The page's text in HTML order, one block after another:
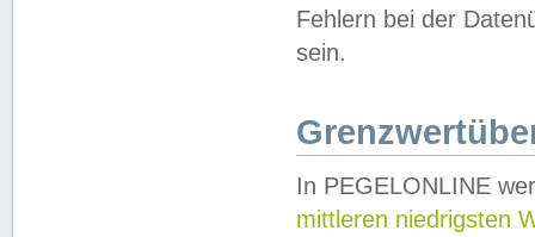
Fehlern bei der
sein.
In PEGELONLINE
mittleren niedrigsten